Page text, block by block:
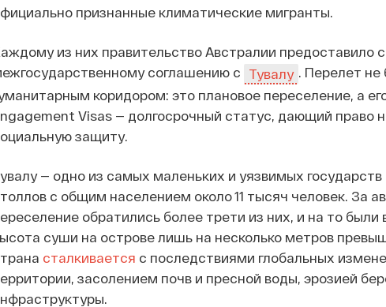
признанные климатические мигранты.
из них правительство Австралии предоставило
соглашению с
Тувалу . Перелет не
коридором: это плановое переселение, а
Visas — долгосрочный статус, дающий право
защиту.
— одно из самых маленьких и уязвимых
с общим населением около 11 тысяч человек. За
обратились более трети из них, и на то
суши на острове лишь на несколько метров
сталкивается с последствиями глобальных
засолением почв и пресной воды, эрозией